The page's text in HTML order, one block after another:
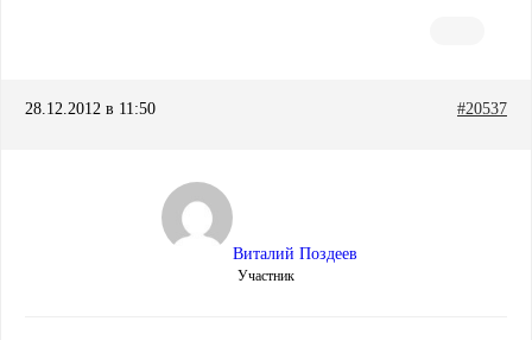
28.12.2012 в 11:50 #20537
Виталий Поздеев
Участник